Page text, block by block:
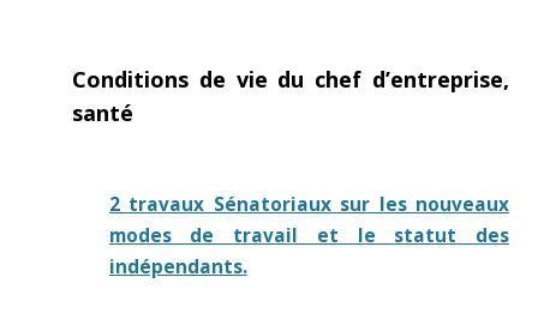
Conditions de vie du chef d’entreprise,
santé
2 travaux Sénatoriaux sur les nouveaux
modes de travail et le statut des
indépendants.